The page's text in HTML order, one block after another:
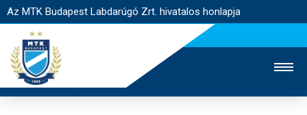
Az MTK Budapest Labdarúgó Zrt. hivatalos honlapja